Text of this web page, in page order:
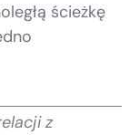
ścieżkę
z